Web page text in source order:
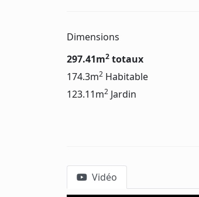
Dimensions
297.41m2 totaux
174.3m2 Habitable
123.11m2 Jardin
Vidéo